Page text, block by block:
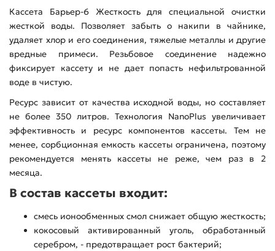
Кассета Барьер-6 Жесткость для специальной очистки
жесткой воды. Позволяет забыть о накипи в чайнике,
удаляет хлор и его соединения, тяжелые металлы и другие
вредные примеси. Резьбовое соединение надежно
фиксирует кассету и не дает попасть нефильтрованной
воде в чистую.
Ресурс зависит от качества исходной воды, но составляет
не более 350 литров. Технология NanoPlus увеличивает
эффективность и ресурс компонентов кассеты. Тем не
менее, сорбционная емкость кассеты ограничена, поэтому
рекомендуется менять кассеты не реже, чем раз в 2
месяца.
В состав кассеты входит:
смесь ионообменных смол снижает общую жесткость;
кокосовый активированный уголь, обработанный
серебром, - предотвращает рост бактерий;